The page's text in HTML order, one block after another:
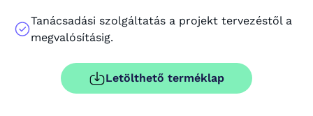
Tanácsadási szolgáltatás a projekt tervezéstől a
megvalósításig.
Letölthető terméklap